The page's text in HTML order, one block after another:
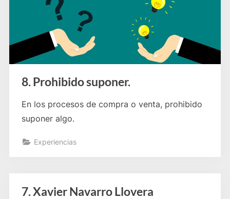
8. Prohibido suponer.
En los procesos de compra o venta, prohibido
suponer algo.
Experiencias
7. Xavier Navarro Llovera